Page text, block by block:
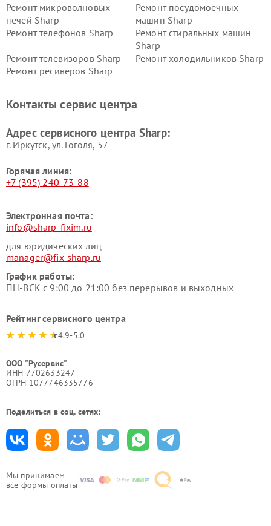
Мы принимаем
все формы оплаты
Ремонт микроволновых
печей Sharp
Ремонт посудомоечных
машин Sharp
Ремонт телефонов Sharp
Ремонт стиральных машин
Sharp
Ремонт телевизоров Sharp
Ремонт холодильников Sharp
Ремонт ресиверов Sharp
Контакты сервис центра
Адрес сервисного центра Sharp:
г. Иркутск, ул. ​Гоголя, 57
Горячая линия:
+7 (395) 240-73-88
Электронная почта:
info@sharp-fixim.ru
для юридических лиц
manager@fix-sharp.ru
График работы:
ПН-ВСК с 9:00 до 21:00 без перерывов и выходных
Рейтинг сервисного центра
4.9-5.0
ООО "Русервис"
ИНН 7702633247
ОГРН 1077746335776
Поделиться в соц. сетях: